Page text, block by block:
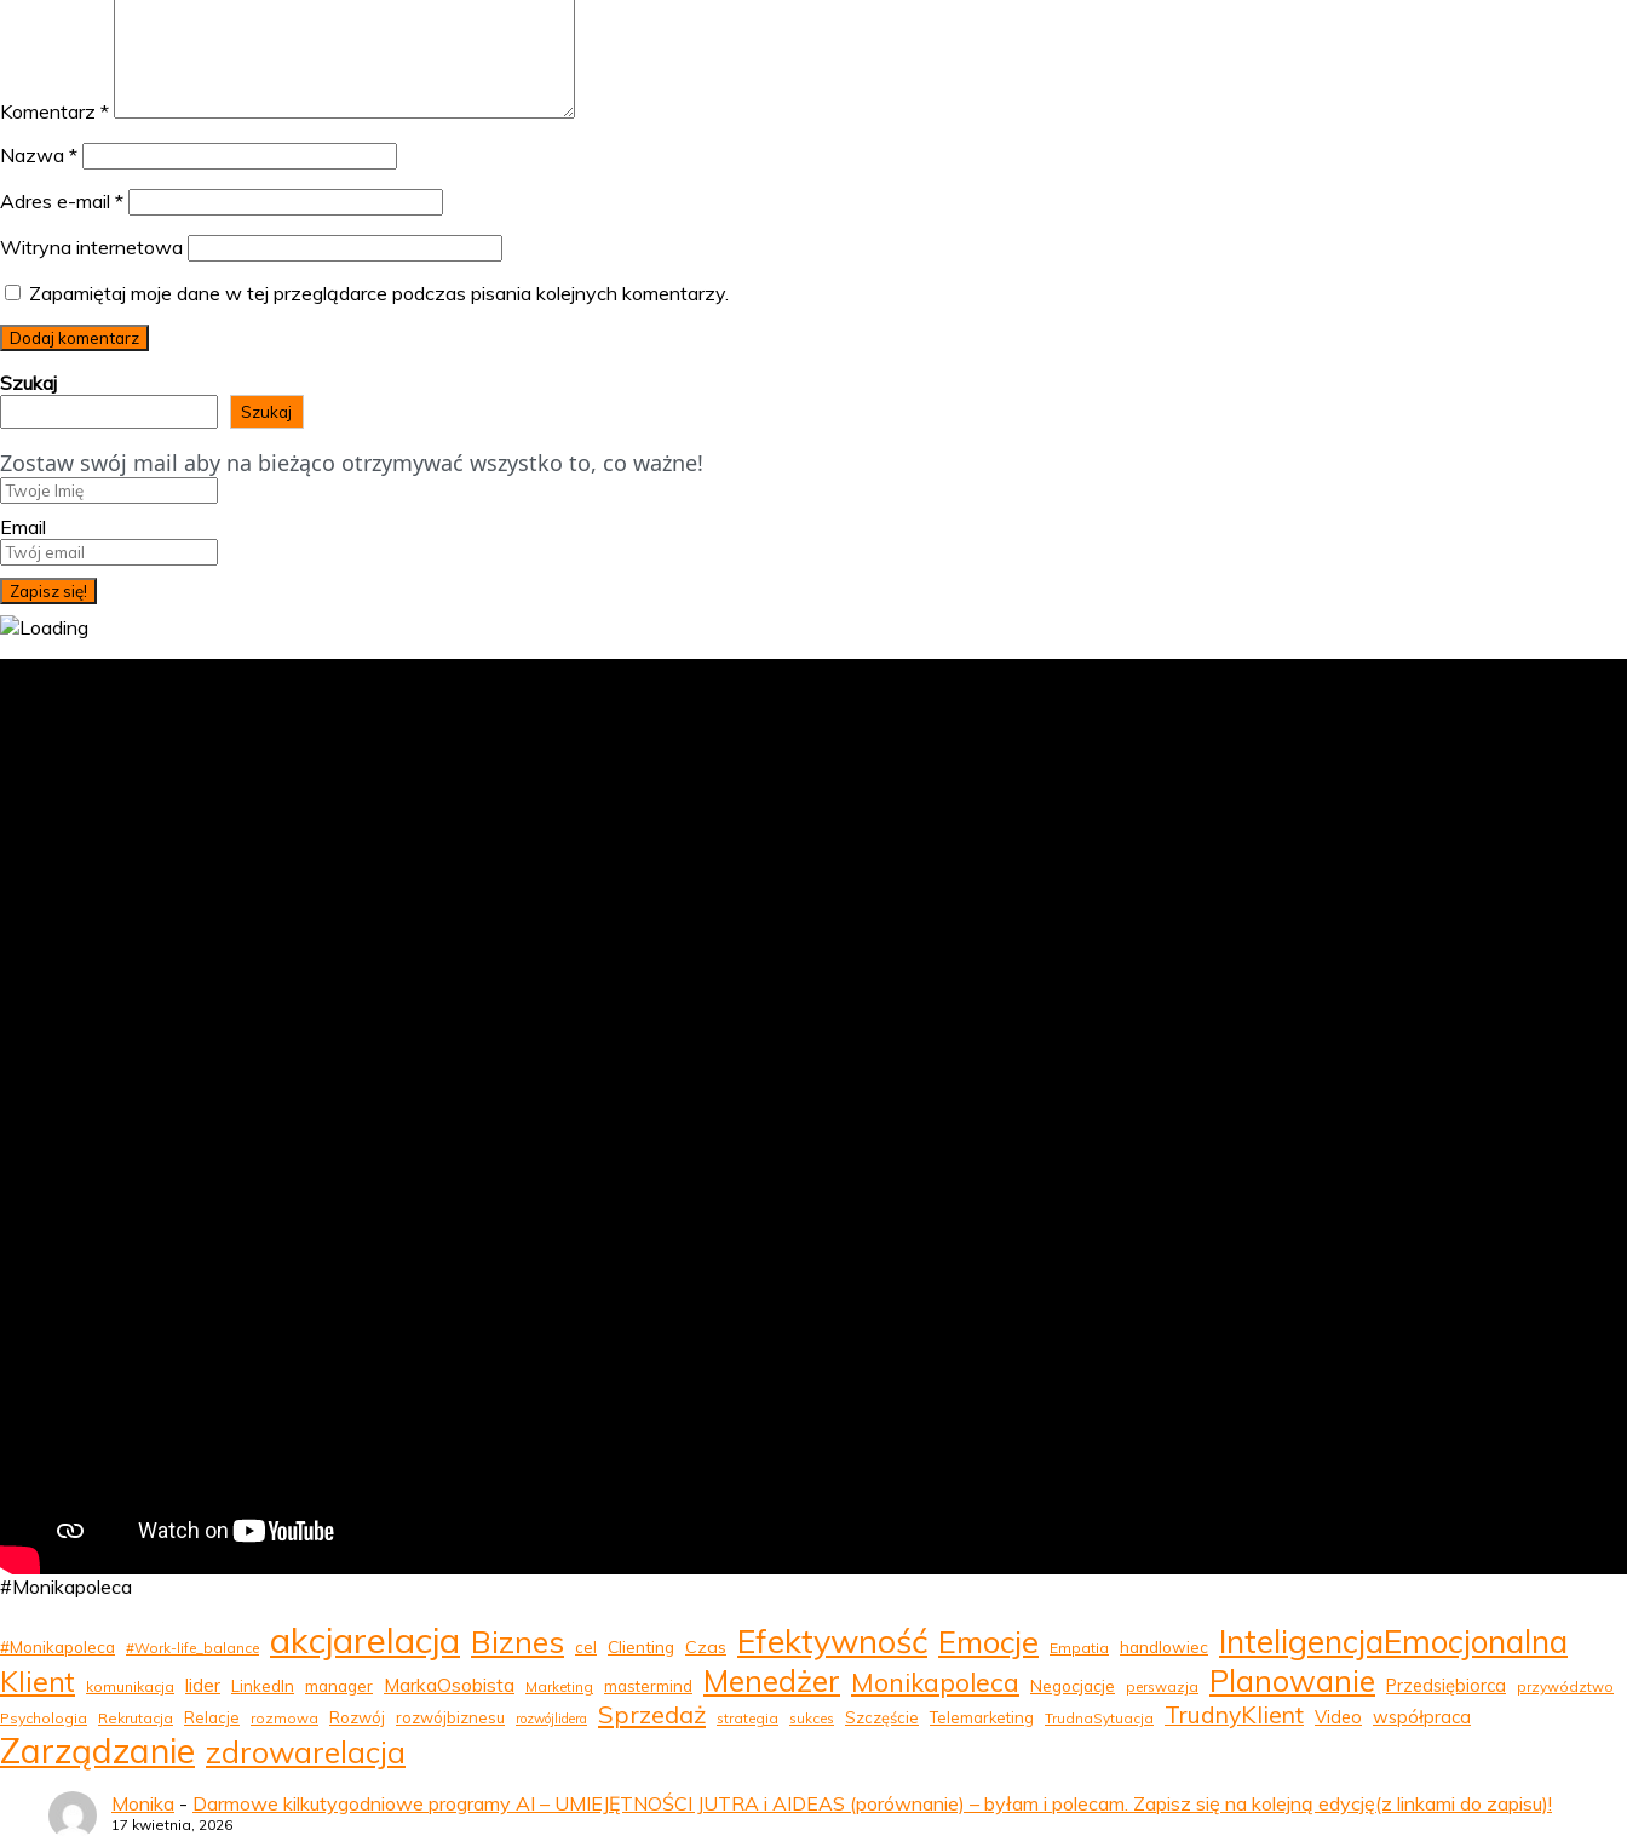
Komentarz *
Nazwa *
Adres e-mail *
Witryna internetowa
Zapamiętaj moje dane w tej przeglądarce podczas pisania kolejnych komentarzy.
Szukaj
Szukaj
Zostaw swój mail aby na bieżąco otrzymywać wszystko to, co ważne!
Email
#Monikapoleca
#Monikapoleca #Work-life_balance akcjarelacja Biznes cel Clienting Czas Efektywność Emocje Empatia handlowiec InteligencjaEmocjonalna
Klient komunikacja lider LinkedIn manager MarkaOsobista Marketing mastermind Menedżer Monikapoleca Negocjacje perswazja Planowanie Przedsiębiorca
przywództwo
Psychologia
Rekrutacja Relacje rozmowa Rozwój rozwójbiznesu rozwójlidera Sprzedaż strategia sukces Szczęście Telemarketing TrudnaSytuacja TrudnyKlient Video współpraca
Zarządzanie zdrowarelacja
Monika - Darmowe kilkutygodniowe programy AI – UMIEJĘTNOŚCI JUTRA i AIDEAS (porównanie) – byłam i polecam. Zapisz się na kolejną edycję(z linkami do zapisu)!
17 kwietnia, 2026